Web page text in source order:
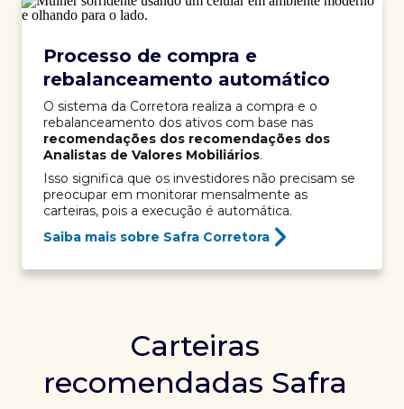
Processo de compra e
rebalanceamento automático
O sistema da Corretora realiza a compra e o
rebalanceamento dos ativos com base nas
recomendações dos recomendações dos
Analistas de Valores Mobiliários.
Isso significa que os investidores não precisam se
preocupar em monitorar mensalmente as
carteiras, pois a execução é automática.
Saiba mais sobre Safra Corretora
Carteiras
recomendadas Safra